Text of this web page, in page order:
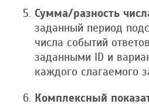
Сумма/разность
заданный период
числа событий
заданными ID и
каждого слагаемого
Комплексный